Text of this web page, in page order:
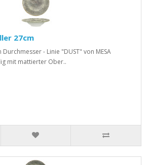
27cm
- Linie "DUST" von MESA
mit mattierter Ober..